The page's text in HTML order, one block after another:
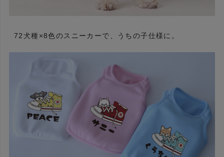
72犬種×8色のスニーカーで、うちの子仕様に。